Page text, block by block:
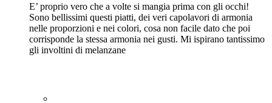
E’ proprio vero che a volte si mangia prima con gli occhi!
Sono bellissimi questi piatti, dei veri capolavori di armonia
nelle proporzioni e nei colori, cosa non facile dato che poi
corrisponde la stessa armonia nei gusti. Mi ispirano tantissimo
gli involtini di melanzane